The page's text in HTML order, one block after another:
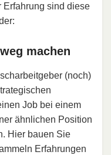
Erfahrung sind diese
machen
(noch)
Job bei einem
ähnlichen Position
Hier bauen Sie
Erfahrungen